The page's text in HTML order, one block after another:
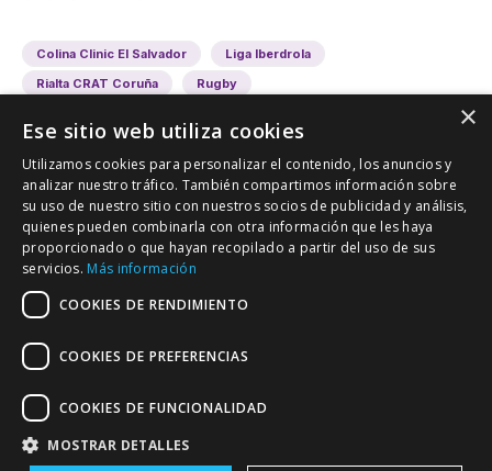
Colina Clinic El Salvador
Liga Iberdrola
Rialta CRAT Coruña
Rugby
VALLADOLID DEPORTIVO
Colaboración Contacto
×
Ese sitio web utiliza cookies
Utilizamos cookies para personalizar el contenido, los anuncios y
analizar nuestro tráfico. También compartimos información sobre
su uso de nuestro sitio con nuestros socios de publicidad y análisis,
quienes pueden combinarla con otra información que les haya
proporcionado o que hayan recopilado a partir del uso de sus
servicios. Más información
COOKIES DE RENDIMIENTO
COOKIES DE PREFERENCIAS
COOKIES DE FUNCIONALIDAD
MOSTRAR DETALLES